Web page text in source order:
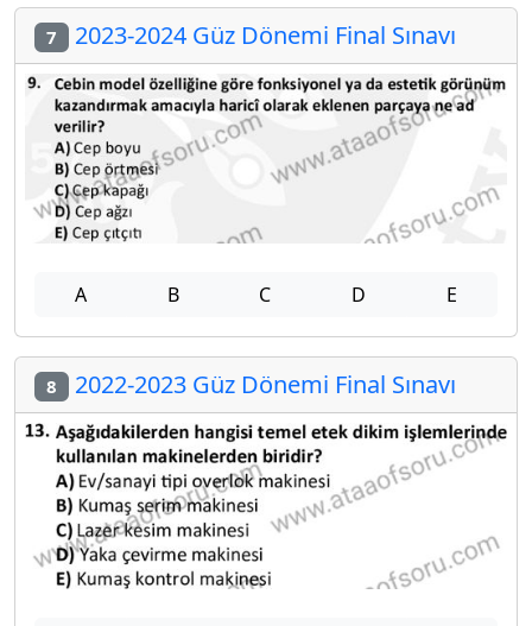
7 2023-2024 Güz Dönemi Final Sınavı
A B C D E
8 2022-2023 Güz Dönemi Final Sınavı